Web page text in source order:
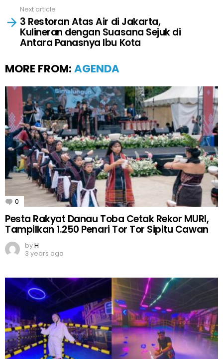
Next article
3 Restoran Atas Air di Jakarta,
Kulineran dengan Suasana Sejuk di
Antara Panasnya Ibu Kota
MORE FROM: AGENDA
0 Comments
Pesta Rakyat Danau Toba Cetak Rekor MURI,
Tampilkan 1.250 Penari Tor Tor Sipitu Cawan
byH
3 years ago